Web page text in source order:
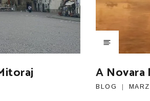
A Novara
BLOG